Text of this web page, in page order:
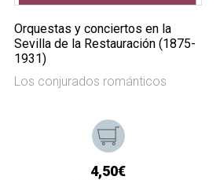
Orquestas y conciertos en la
Sevilla de la Restauración (1875-
1931)
Los conjurados románticos
4,50€